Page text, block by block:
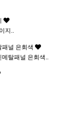
지..
패널 은회색
탈패널 은회색..